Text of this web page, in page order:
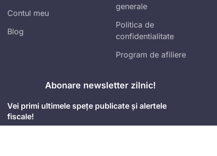
Contul meu
Blog
generale
Politica de
confidentialitate
Program de afiliere
Abonare newsletter zilnic!
Vei primi ultimele spețe publicate și alertele
fiscale!